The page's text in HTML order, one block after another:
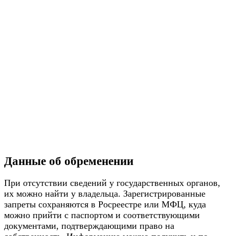
Данные об обременении
При отсутствии сведений у государственных органов,
их можно найти у владельца. Зарегистрированные
запреты сохраняются в Росреестре или МФЦ, куда
можно прийти с паспортом и соответствующими
документами, подтверждающими право на